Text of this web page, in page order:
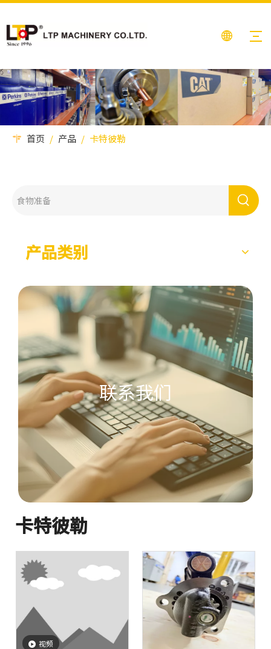
首页 / 产品 / 卡特彼勒
产品类别
联系我们
卡特彼勒
视频